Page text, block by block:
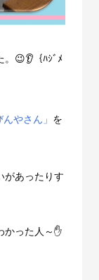
😉👂｛ﾊｼﾞﾒ
んやさん」 を
があったりす
かった人～✋